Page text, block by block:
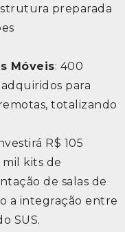
preparada
Móveis: 400
para
totalizando
R$ 105
mil kits de
de salas de
a integração entre
SUS.